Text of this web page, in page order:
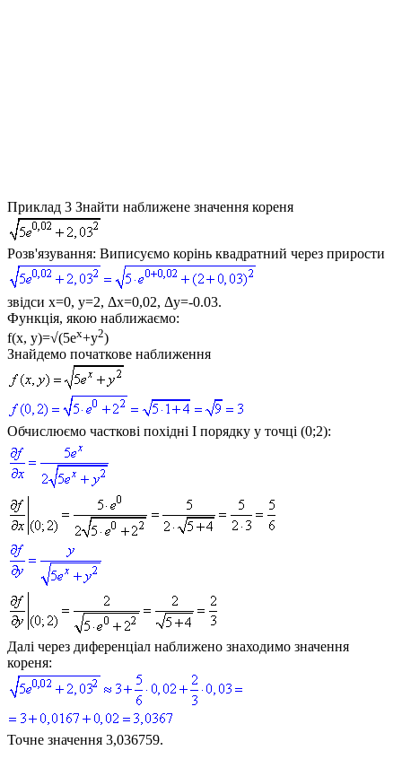
Приклад 3 Знайти наближене значення кореня
Розв'язування: Виписуємо корінь квадратний через прирости
звідси x=0, y=2, Δx=0,02, Δy=-0.03.
Функція, якою наближаємо:
f(x, y)=√(5ex+y2)
Знайдемо початкове наближення
Обчислюємо часткові похідні І порядку у точці (0;2):
Далі через диференціал наближено знаходимо значення
кореня:
Точне значення 3,036759.